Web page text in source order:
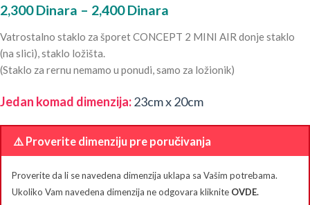
2,300Dinara – 2,400Dinara
Vatrostalno staklo za šporet CONCEPT 2 MINI AIR donje staklo
(na slici), staklo ložišta.
(Staklo za rernu nemamo u ponudi, samo za ložionik)
Jedan komad dimenzija:23cm x 20cm
⚠️ Proverite dimenziju pre poručivanja
Proverite da li se navedena dimenzija uklapa sa Vašim potrebama.
Ukoliko Vam navedena dimenzija ne odgovara kliknite OVDE.